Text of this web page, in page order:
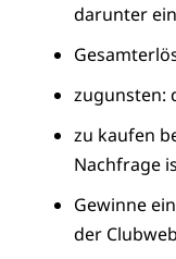
darunter
zugunsten:
zu kaufen
Nachfrage
Gewinne
der